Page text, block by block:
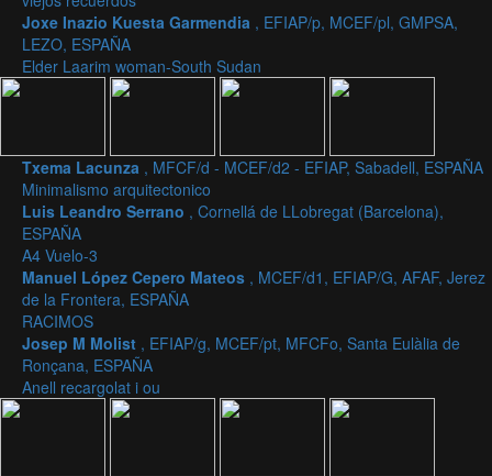
Joxe Inazio Kuesta Garmendia , EFIAP/p, MCEF/pl, GMPSA,
LEZO, ESPAÑA
Elder Laarim woman-South Sudan
Txema Lacunza , MFCF/d - MCEF/d2 - EFIAP, Sabadell, ESPAÑA
Minimalismo arquitectonico
Luis Leandro Serrano , Cornellá de LLobregat (Barcelona),
ESPAÑA
A4 Vuelo-3
Manuel López Cepero Mateos , MCEF/d1, EFIAP/G, AFAF, Jerez
de la Frontera, ESPAÑA
RACIMOS
Josep M Molist , EFIAP/g, MCEF/pt, MFCFo, Santa Eulàlia de
Ronçana, ESPAÑA
Anell recargolat i ou